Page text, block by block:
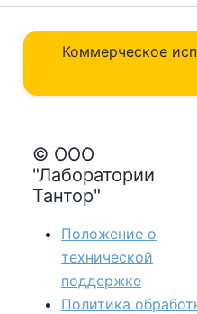
Коммерческое
© ООО
"Лаборатории
Тантор"
Положение о
технической
поддержке
Политика